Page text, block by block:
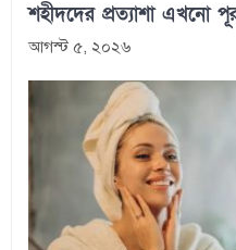
শহীদদের প্রত্যাশা এখনো
আগস্ট ৫, ২০২৬